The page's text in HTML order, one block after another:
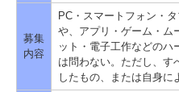
募集
内容
PC・スマートフォン・
や、アプリ・ゲーム・ム
ット・電子工作などのハ
は問わない。ただし、す
したもの、または自身に